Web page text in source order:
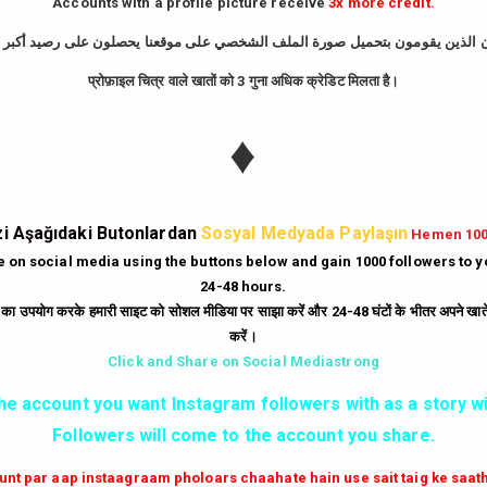
GIRIŞ YAP
çalışır. Bir gönderi paylaşıldıktan sonraki ilk dakikalarda ne kadar
şu avantajları elde edersiniz:
tarafından Keşfet sayfasına taşınır. Bu da binlerce yeni ve organik
üzerinde "popüler ve güvenilir" imajı yaratır. İnsanlar, beğenisi yüksek
müşterilere markanın aktif ve tercih edilen bir marka olduğunu
araçlarla tamamen çözülmüştür. Kaliteli bir Instagram beğeni hilesi
atmadan etkileşim sayılarınızı artırabilirsiniz. Şifresiz işlem,
aktif edin.
प्रोफ़ाइल चित्र वाले खातों को 3 गुना अधिक क्रेडिट मिलता है।
♦
Aşağıdaki Butonlardan Sosyal Medyada Paylaşın Hemen
on social media using the buttons below and gain 1000 followers to
24-48 hours.
का उपयोग करके हमारी साइट को सोशल मीडिया पर साझा करें और 24-48 घंटों के भीतर अपने
करें।
Click and Share on Social Mediastrong
account you want Instagram followers with as a story
Followers will come to the account you share.
par aap instaagraam pholoars chaahate hain use sait taig ke